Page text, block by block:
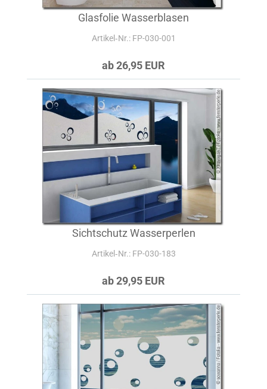
Glasfolie Wasserblasen
Artikel‑Nr.: FP-030-001
ab 26,95 EUR
Sichtschutz Wasserperlen
Artikel‑Nr.: FP-030-183
ab 29,95 EUR